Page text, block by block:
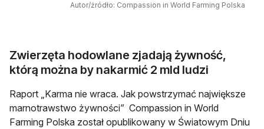
Autor/źródło: Compassion in World Farming Polska
Zwierzęta hodowlane zjadają żywność,
którą można by nakarmić 2 mld ludzi
Raport „Karma nie wraca. Jak powstrzymać największe
marnotrawstwo żywności” Compassion in World
Farming Polska został opublikowany w Światowym Dniu